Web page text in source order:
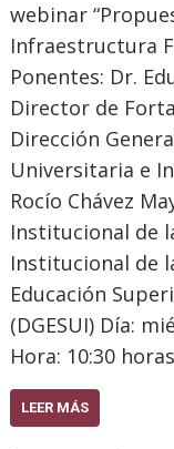
webinar
Infraestructura
Ponentes: Dr.
Director de
Dirección
Universitaria e
Rocío Chávez
Institucional de
Institucional de
Educación
(DGESUI) Día:
Hora: 10:30
LEER MÁS